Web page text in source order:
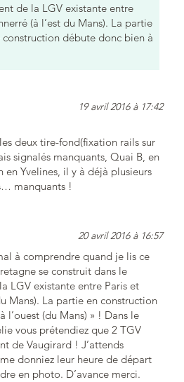
de la LGV existante entre
(à l’est du Mans). La partie
construction débute donc bien à
19 avril 2016 à 17:42
deux tire-fond(fixation rails sur
signalés manquants, Quai B, en
en Yvelines, il y à déjà plusieurs
manquants !
20 avril 2016 à 16:57
à comprendre quand je lis ce
se construit dans le
LGV existante entre Paris et
Mans). La partie en construction
l’ouest (du Mans) » ! Dans le
vous prétendiez que 2 TGV
de Vaugirard ! J’attends
donniez leur heure de départ
en photo. D’avance merci.